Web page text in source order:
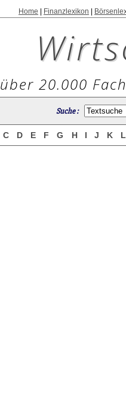
Home Finanzlexikon
über 20.000
Suche :
C D E F G H I J K